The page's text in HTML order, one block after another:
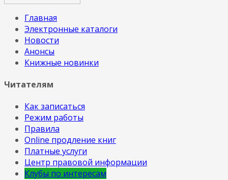
Главная
Электронные каталоги
Новости
Анонсы
Книжные новинки
Читателям
Как записаться
Режим работы
Правила
Online продление книг
Платные услуги
Центр правовой информации
Клубы по интересам